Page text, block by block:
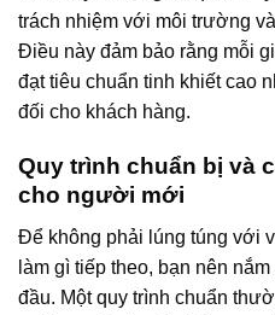
trách nhiệm với môi trường
Điều này đảm bảo rằng mỗi
đạt tiêu chuẩn tinh khiết cao
đối cho khách hàng.
Quy trình chuẩn bị và
cho người mới
Để không phải lúng túng với
làm gì tiếp theo, bạn nên
đầu. Một quy trình chuẩn